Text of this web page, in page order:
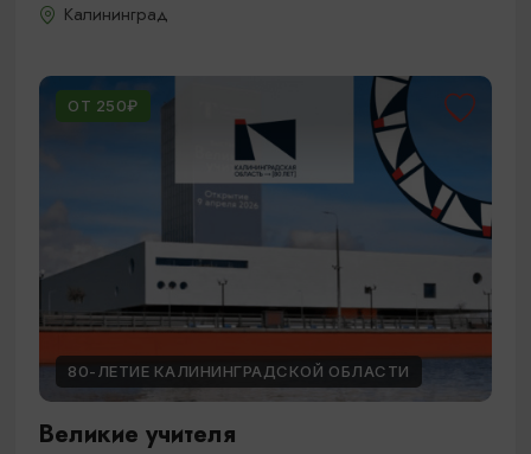
Калининград
ОТ 250₽
80-ЛЕТИЕ КАЛИНИНГРАДСКОЙ ОБЛАСТИ
Великие учителя